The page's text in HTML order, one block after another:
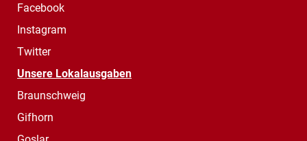
Facebook
Instagram
Twitter
Unsere Lokalausgaben
Braunschweig
Gifhorn